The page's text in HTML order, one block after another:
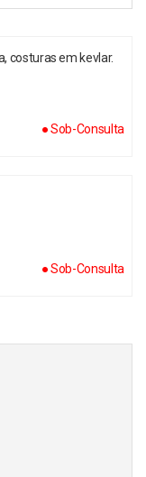
● Sob-Consulta
● Sob-Consulta